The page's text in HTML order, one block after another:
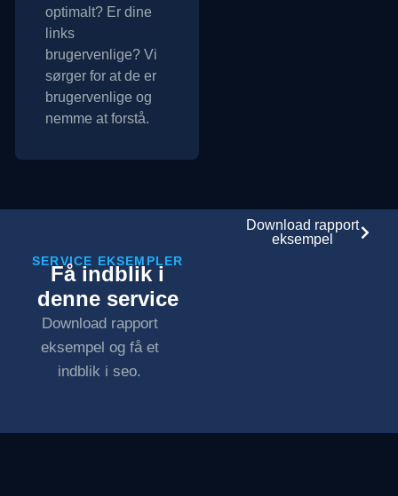
optimalt? Er dine
links
brugervenlige? Vi
sørger for at de er
brugervenlige og
nemme at forstå.
SERVICE EKSEMPLER
Få indblik i
denne service
Download rapport
eksempel og få et
indblik i seo.
Download rapport
eksempel